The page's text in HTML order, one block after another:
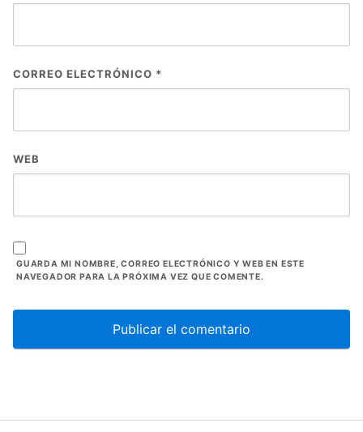
CORREO ELECTRÓNICO *
WEB
GUARDA MI NOMBRE, CORREO ELECTRÓNICO Y WEB EN ESTE
NAVEGADOR PARA LA PRÓXIMA VEZ QUE COMENTE.